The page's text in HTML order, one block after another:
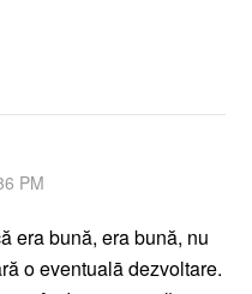
PM
era bună, era bună, nu
o eventualā dezvoltare.